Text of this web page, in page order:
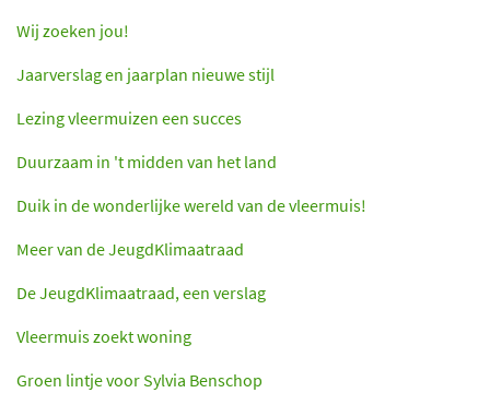
Wij zoeken jou!
Jaarverslag en jaarplan nieuwe stijl
Lezing vleermuizen een succes
Duurzaam in 't midden van het land
Duik in de wonderlijke wereld van de vleermuis!
Meer van de JeugdKlimaatraad
De JeugdKlimaatraad, een verslag
Vleermuis zoekt woning
Groen lintje voor Sylvia Benschop